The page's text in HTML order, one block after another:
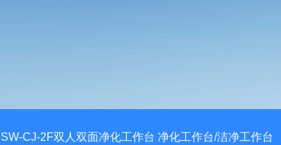
SW-CJ-2F双人双面净化工作台 净化工作台/洁净工作台